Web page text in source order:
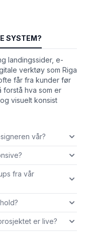
SYSTEM?
landingssider, e-
verktøy som Riga
får fra kunder før
forstå hva som er
visuelt konsist
vår?
fra vår
er live?